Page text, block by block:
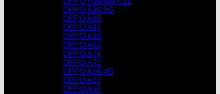
OPPO A96 5G
OPPO A95
OPPO A94
OPPO A93
OPPO A92
OPPO A74
OPPO A72
OPPO A58 4G
OPPO A57
OPPO A54